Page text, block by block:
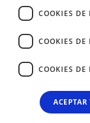
COOKIES DE
COOKIES DE
COOKIES
ACEPTAR